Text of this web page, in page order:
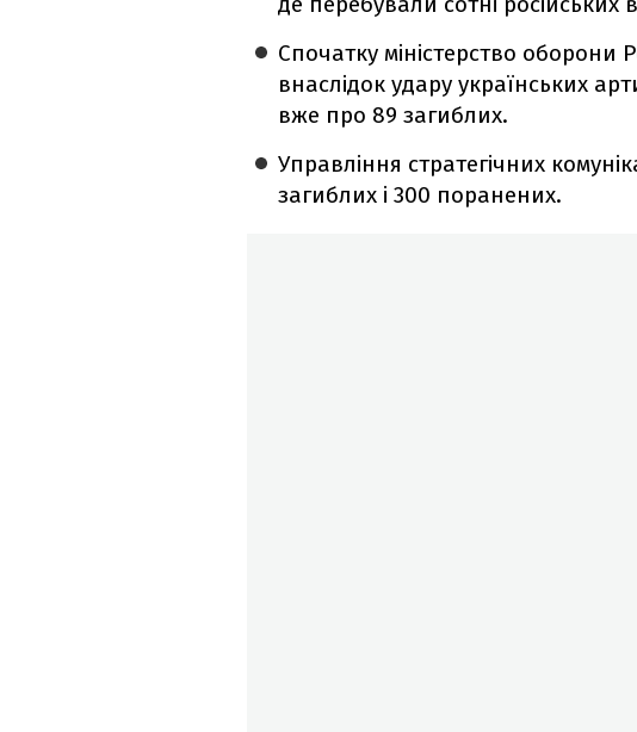
Спочатку міністерство оборони
внаслідок удару українських
вже про 89 загиблих.
Управління стратегічних
загиблих і 300 поранених.